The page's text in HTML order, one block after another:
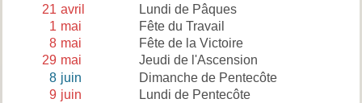
21 avril
Lundi de Pâques
1 mai
Fête du Travail
8 mai
Fête de la Victoire
29 mai
Jeudi de l'Ascension
8 juin
Dimanche de Pentecôte
9 juin
Lundi de Pentecôte